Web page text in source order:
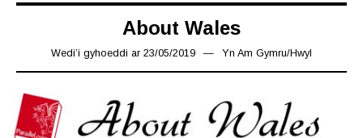
About Wales
Wedi’i gyhoeddi ar 23/05/2019 28/05/2019
Yn Am Gymru/Hwyl